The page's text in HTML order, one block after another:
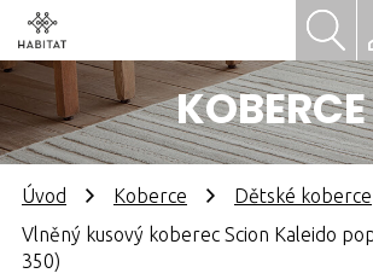
KOBERCE
Úvod Koberce
Dětské koberce
Vlněný kusový koberec Scion Kaleido
350)